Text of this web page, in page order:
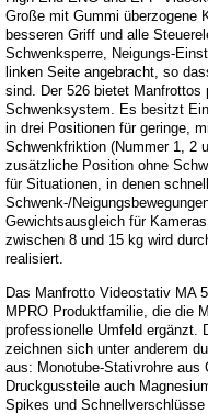
Große mit Gummi überzogene
besseren Griff und alle
Schwenksperre, Neigungs-
linken Seite angebracht, so
sind. Der 526 bietet Manfrottos
Schwenksystem. Es besitzt
in drei Positionen für geringe,
Schwenkfriktion (Nummer 1, 2
zusätzliche Position ohne
für Situationen, in denen
Schwenk-/
Gewichtsausgleich für
zwischen 8 und 15 kg wird
realisiert.
Das Manfrotto Videostativ MA
MPRO Produktfamilie, die die
professionelle Umfeld ergänzt.
zeichnen sich unter anderem
aus: Monotube-Stativrohre aus
Druckgussteile auch
Spikes und